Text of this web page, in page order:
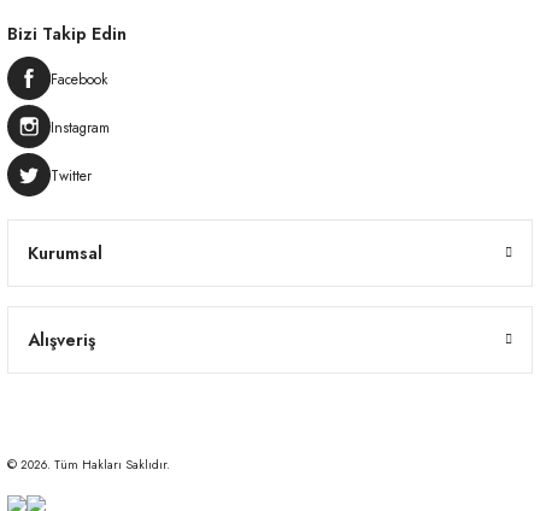
Kurumsal
Alışveriş
Bizi Takip Edin
Facebook
Instagram
Twitter
© 2026. Tüm Hakları Saklıdır.